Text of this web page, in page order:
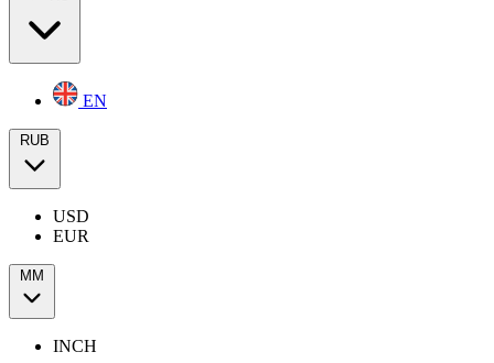
EN
RUB
USD
EUR
ММ
INCH